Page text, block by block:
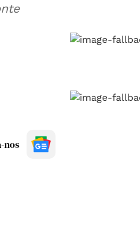
nos